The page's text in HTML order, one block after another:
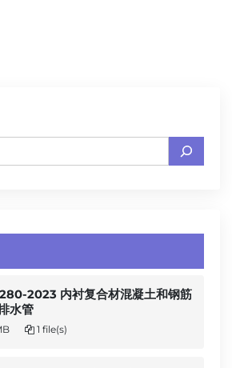
2023 内衬复合材混凝土和钢筋
水管
1 file(s)